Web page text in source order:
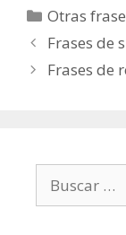
C
a
e
í
a
Otras
N
a
Frases de
Frases de